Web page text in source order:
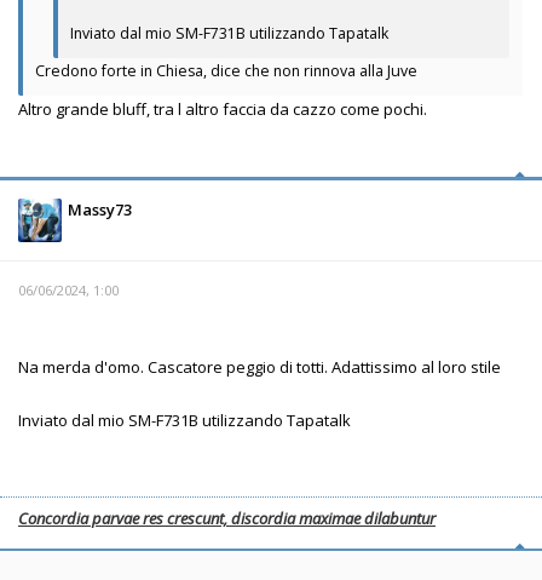
Inviato dal mio SM-F731B utilizzando Tapatalk
Credono forte in Chiesa, dice che non rinnova alla Juve
Altro grande bluff, tra l altro faccia da cazzo come pochi.
Massy73
06/06/2024, 1:00
Na merda d'omo. Cascatore peggio di totti. Adattissimo al loro stile
Inviato dal mio SM-F731B utilizzando Tapatalk
Concordia parvae res crescunt, discordia maximae dilabuntur